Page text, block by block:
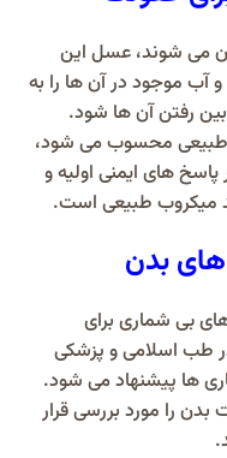
می شوند، عسل این
آب موجود در آن ها را به
رفتن آن ها شود.
طبیعی محسوب می شود،
های ایمنی اولیه و
میکروب طبیعی است.
بدن
بی شماری برای
طب اسلامی و پزشکی
ها پیشنهاد می شود.
بدن را مورد بررسی قرار